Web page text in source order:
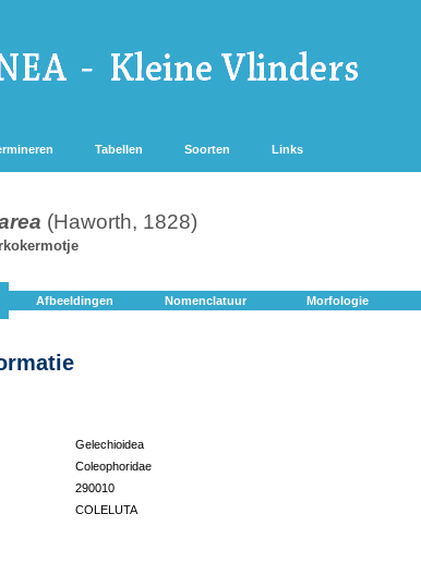
Tabellen Soorten Links
(Haworth, 1828)
Afbeeldingen Nomenclatuur Morfologie
Gelechioidea
Coleophoridae
290010
COLELUTA